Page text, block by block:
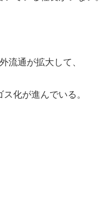
流通が拡大して、
化が進んでいる。